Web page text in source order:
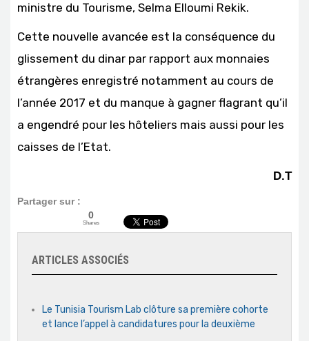
ministre du Tourisme, Selma Elloumi Rekik.
Cette nouvelle avancée est la conséquence du
glissement du dinar par rapport aux monnaies
étrangères enregistré notamment au cours de
l’année 2017 et du manque à gagner flagrant qu’il
a engendré pour les hôteliers mais aussi pour les
caisses de l’Etat.
D.T
Partager sur :
0
Shares
ARTICLES ASSOCIÉS
Le Tunisia Tourism Lab clôture sa première cohorte
et lance l’appel à candidatures pour la deuxième